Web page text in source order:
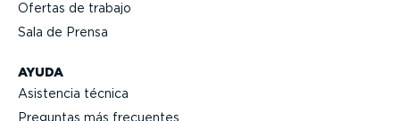
AYUDA
Asistencia técnica
Preguntas más frecuentes
Ofertas de trabajo
Sala de Prensa